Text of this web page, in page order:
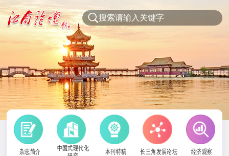
杂志简介
中国式现代化
本刊特稿 长三角发展论坛 经济观察